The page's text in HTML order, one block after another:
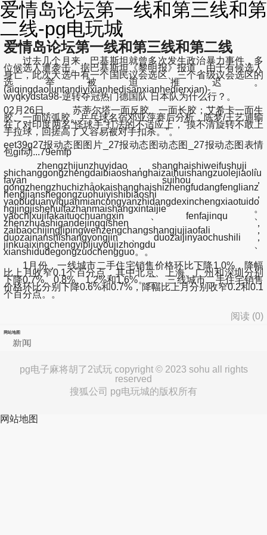
爱情岛论坛第一线和第三线和第
二线-pg电玩城
爱情岛论坛第一线和第三线和第二线
过去几个月来，巴基斯坦就曾多次发生政治暴力事件，多
位候选人遭袭击。据巴基斯坦《黎明报》报道，由于有候选人
身亡，此次大选中有一个国民议会选区、三个省级议会选区的
选举被迫推迟。
(aiqingdaoluntandiyixianhedisanxianhedierxian)-
wyqkydsta98-逆转夺冠热门德国队 日本队为什么行？。
02月26日， 苏蒂尔塔一面反胶、一面长胶；艾希卡一面生
胶、一面防弧胶。乒乓球名宿邓亚萍赛后分析，陈梦/王艺迪输
在了对印度两名“怪球手”打法的不适应上，“摸不清旋转不敢上
手拉球，回搓高了又容易被对手扣杀。”。
eet39g27报动态图图片_27报动态图动态图_27报动态图表情
包gif动...79emfp
zhengzhijunzhuyidao，shanghaishiweifushuji、
shichanggongzhengdaibiaoshanghaizaihuishangzuolejiaoliu
fayan。suihou，
gongzhengzhuchizhaokaishanghaishizhengfudangfenglianz
hengjianshegongzuohuiyishibiaoshi，
yaobuduanyiquanmiancongyanzhidangdexinchengxiaotuido
ngjingjishehuifazhanmaishangxintaijie。
yaochixujifakaituochuangxin、fenfajinqu、
zhenzhuashigandejingqishen，
zaibaochijingjipingwenzengchangshangjujiaofali，
duozainanshishangyongjin、duozaijinyaochushili，
jinkuaixingchengyipijuyoujizhongdu、
xianshidudegongzuochengguo。。
1月份，一线城市二手住宅销售价格环比下降1.0%，降幅
比上月收窄0.1个百分点，其中北京、上海、广州和深圳分别
下降0.7%、0.8%、1.2%和1.6%。二、三线城市二手住宅销售
价格环比分别下降0.6%和0.7%，降幅比上月分别收窄0.2和0.1
个百分点。。
阅读 (0)
网站地图
新闻
pg电子麻将胡了2试玩 copyright © 2023 sohu all rights
reserved
搜狐公司 pg电玩城的版权所有
网站地图